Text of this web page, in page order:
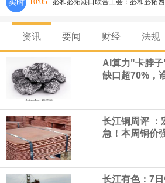
实时 10:05 必和必拓港口联合工会：必和必拓
通知，将于8月9日实施24小时停工。
8月7日，宇树科技董事长王兴兴网
研发费用金额分别为4,995.18万元
元，最近3年复合增长率达70.36%
核心技术和知识产权。截至2026年
（含境内发明专利20项）。
资讯 要闻 财经 法规
AI算力"卡脖
缺口超70%，
长江铜周评 ：
急！本周铜价
长江有色：7